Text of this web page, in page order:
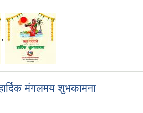
,
मंगलमय शुभकामना